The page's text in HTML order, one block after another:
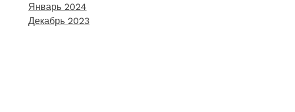
Январь 2024
Декабрь 2023